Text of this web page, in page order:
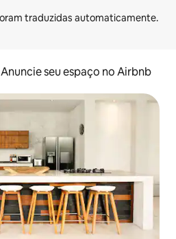
Anuncie seu espaço no Airbnb